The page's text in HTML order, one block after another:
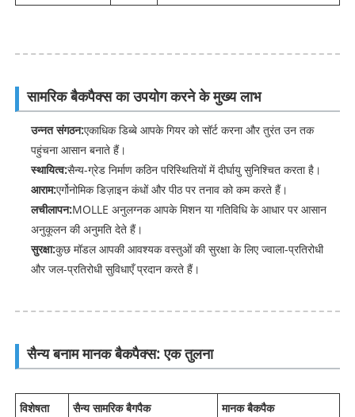
सामरिक बैकपैक्स का उपयोग करने के मुख्य लाभ
उन्नत संगठन:एकाधिक डिब्बे आपके गियर को सॉर्ट करना और तुरंत उन तक
पहुंचना आसान बनाते हैं।
स्थायित्व:सैन्य-ग्रेड निर्माण कठिन परिस्थितियों में दीर्घायु सुनिश्चित करता है।
आराम:एर्गोनोमिक डिज़ाइन कंधों और पीठ पर तनाव को कम करते हैं।
लचीलापन:MOLLE अनुलग्नक आपके मिशन या गतिविधि के आधार पर आसान
अनुकूलन की अनुमति देते हैं।
सुरक्षा:कुछ मॉडल आपकी आवश्यक वस्तुओं की सुरक्षा के लिए ज्वाला-प्रतिरोधी
और जल-प्रतिरोधी सुविधाएँ प्रदान करते हैं।
सैन्य बनाम मानक बैकपैक्स: एक तुलना
विशेषता सैन्य सामरिक बैगपैक मानक बैकपैक